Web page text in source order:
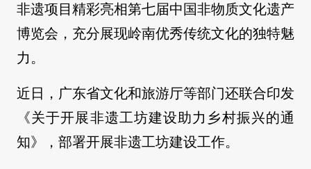
非遗项目精彩亮相第七届中国非物质文化遗产
博览会，充分展现岭南优秀传统文化的独特魅
力。
近日，广东省文化和旅游厅等部门还联合印发
《关于开展非遗工坊建设助力乡村振兴的通
知》，部署开展非遗工坊建设工作。